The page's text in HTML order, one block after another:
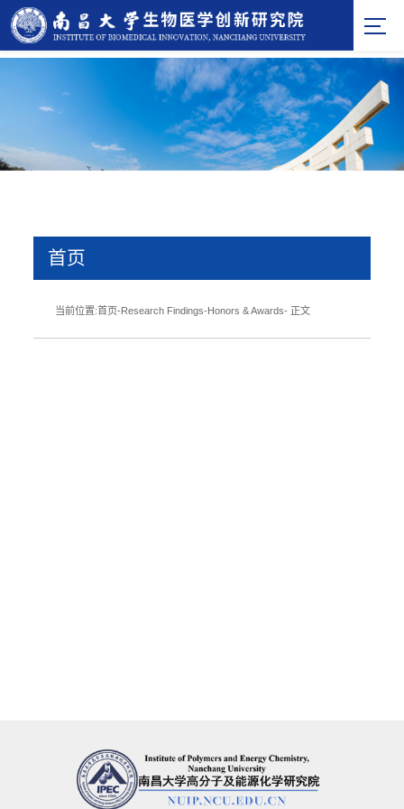
首页
当前位置:首页-Research Findings-Honors & Awards- 正文